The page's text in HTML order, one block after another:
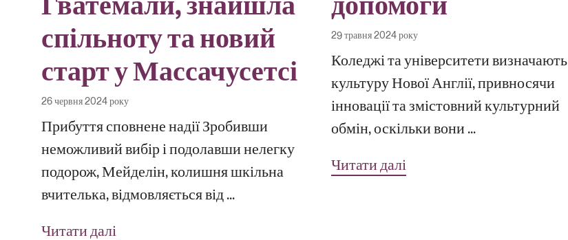
спільноту та новий
старт у Массачусетсі
26 червня 2024 року
Прибуття сповнене надії Зробивши
неможливий вибір і подолавши нелегку
подорож, Мейделін, колишня шкільна
вчителька, відмовляється від ...
Читати далі
29 травня 2024 року
Коледжі та університети визначають
культуру Нової Англії, привносячи
інновації та змістовний культурний
обмін, оскільки вони ...
Читати далі